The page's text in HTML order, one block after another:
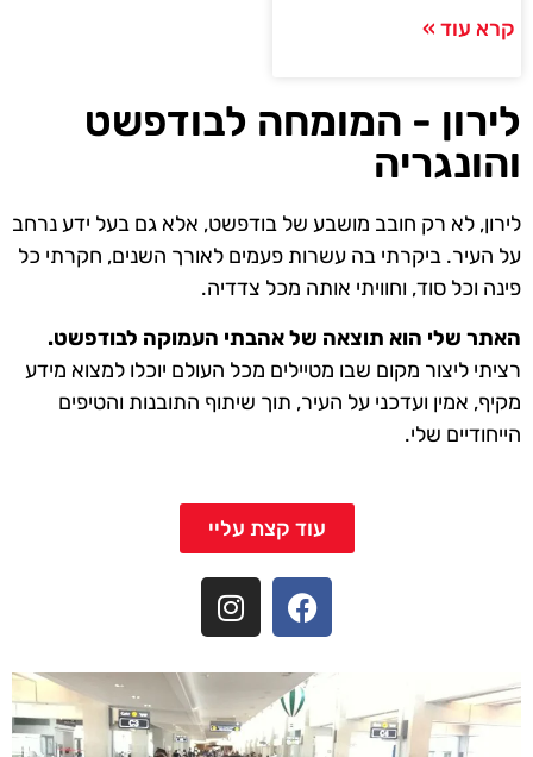
קרא עוד »
לירון - המומחה לבודפשט
והונגריה
לירון, לא רק חובב מושבע של בודפשט, אלא גם בעל ידע נרחב
על העיר. ביקרתי בה עשרות פעמים לאורך השנים, חקרתי כל
פינה וכל סוד, וחוויתי אותה מכל צדדיה.
האתר שלי הוא תוצאה של אהבתי העמוקה לבודפשט.
רציתי ליצור מקום שבו מטיילים מכל העולם יוכלו למצוא מידע
מקיף, אמין ועדכני על העיר, תוך שיתוף התובנות והטיפים
הייחודיים שלי.
עוד קצת עליי